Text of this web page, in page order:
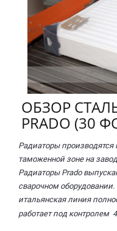
ОБЗОР
PRADO (30
Радиаторы
таможенной зоне на
Радиаторы Prado
сварочном
итальянская линия
работает под контролем